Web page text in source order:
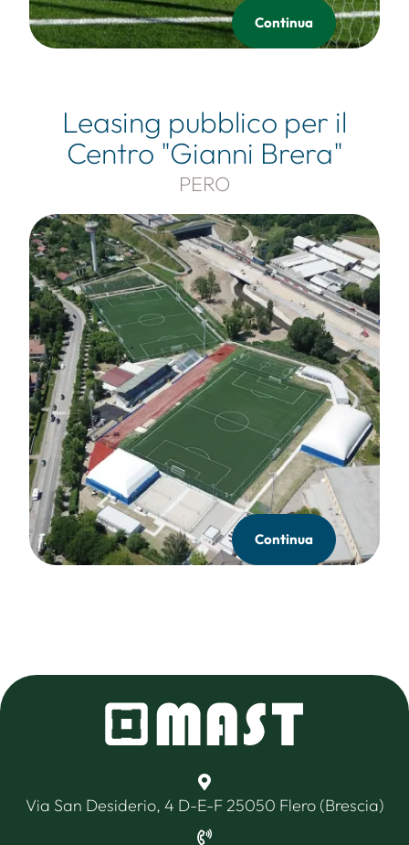
Continua
Leasing pubblico per il
Centro "Gianni Brera"
PERO
Continua
Via San Desiderio, 4 D-E-F 25050 Flero (Brescia)